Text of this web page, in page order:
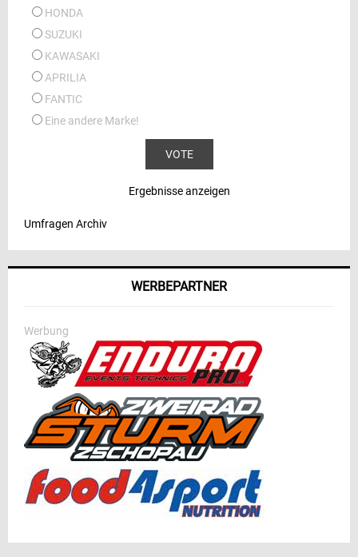
HONDA
SUZUKI
KAWASAKI
APRILIA
FANTIC
Eine andere Marke!
Ergebnisse anzeigen
Umfragen Archiv
WERBEPARTNER
Werbung